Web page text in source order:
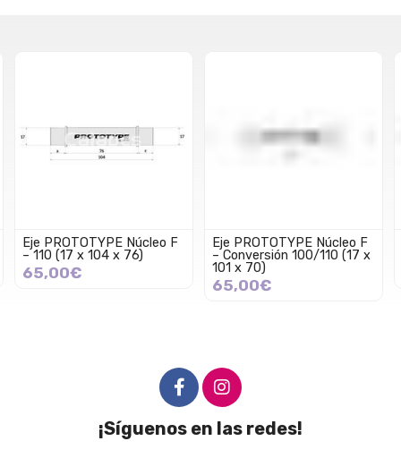
Eje PROTOTYPE Núcleo F
– 110 (17 x 104 x 76)
65,00€
Eje PROTOTYPE Núcleo F
– Conversión 100/110 (17 x
101 x 70)
65,00€
¡Síguenos en las redes!